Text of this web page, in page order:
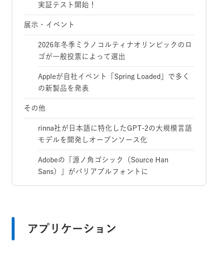
実証テスト開始！
展示・イベント
2026年冬季ミラノコルティナオリンピックのロ
ゴが一般投票によって選出
Appleが自社イベント「Spring Loaded」で多く
の新製品を発表
その他
rinna社が日本語に特化したGPT-2の大規模言語
モデルを開発しオープンソース化
Adobeの「源ノ角ゴシック（Source Han
Sans）」がバリアブルフォントに
アプリケーション